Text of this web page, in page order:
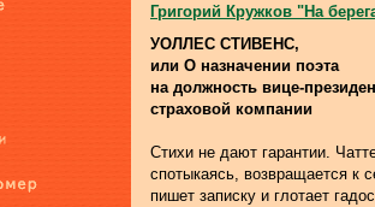
Григорий Кружков "На
УОЛЛЕС СТИВЕНС,
или О назначении поэта
на должность вице-
страховой компании
Стихи не дают гарантии.
спотыкаясь, возвращается к
пишет записку и глотает